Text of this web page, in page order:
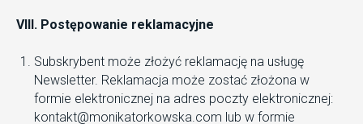
VIII. Postępowanie reklamacyjne
Subskrybent może złożyć reklamację na usługę
Newsletter. Reklamacja może zostać złożona w
formie elektronicznej na adres poczty elektronicznej:
kontakt@monikatorkowska.com lub w formie